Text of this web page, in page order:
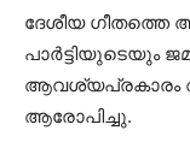
ദേശീയ ഗീതത്തെ
പാർട്ടിയുടെയും
ആവശ്യപ്രകാരം
ആരോപിച്ചു.